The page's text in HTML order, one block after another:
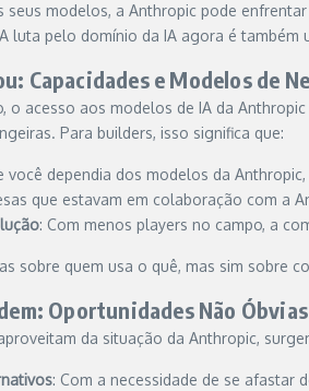
seus modelos, a Anthropic pode
luta pelo domínio da IA agora é
Capacidades e Modelos de
o acesso aos modelos de IA da
Para builders, isso significa que:
você dependia dos modelos da
que estavam em colaboração com a
: Com menos players no campo, a
sobre quem usa o quê, mas sim sobre
Oportunidades Não Óbvias
da situação da Anthropic,
: Com a necessidade de se afastar